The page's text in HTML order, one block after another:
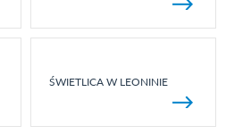
ŚWIETLICA W LEONINIE